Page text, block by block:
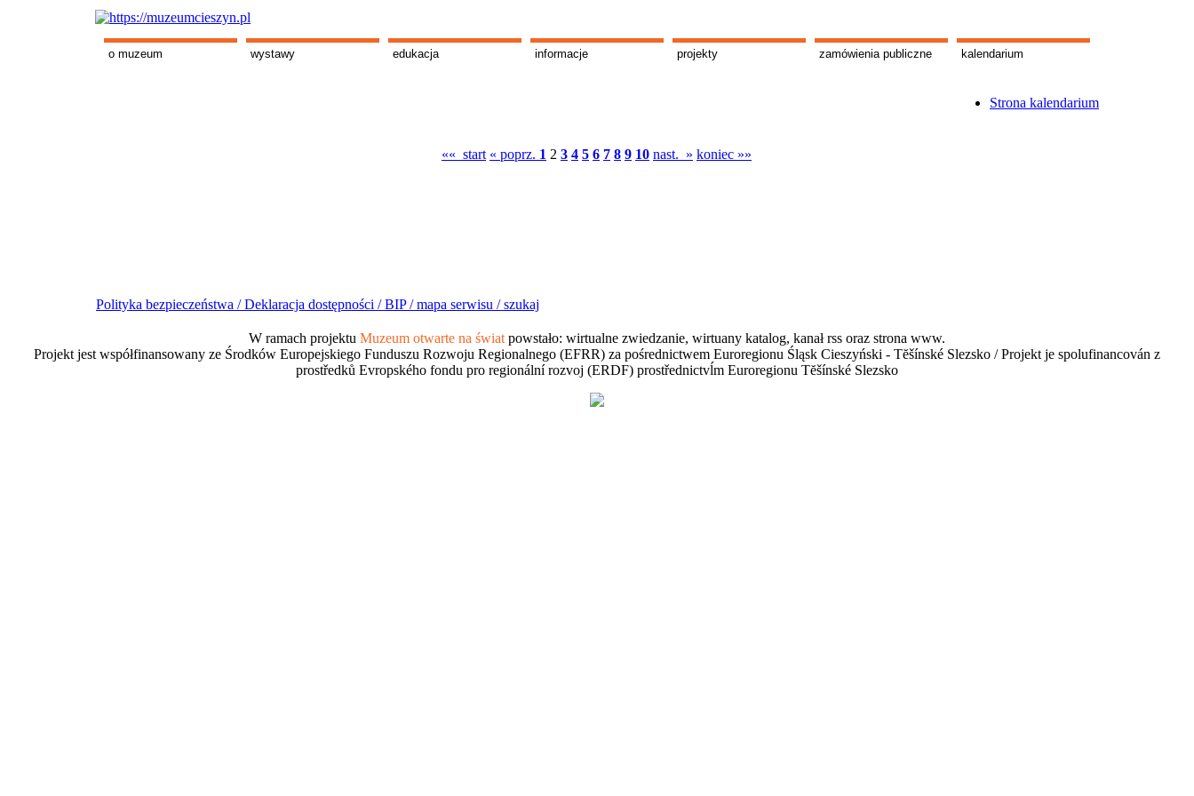
o muzeum wystawy edukacja informacje projekty zamówienia publiczne kalendarium
Strona kalendarium
«« start « poprz. 1 2 3 4 5 6 7 8 9 10 nast. » koniec »»
Polityka bezpieczeństwa /Deklaracja dostępności /BIP /mapa serwisu /szukaj
W ramach projektu Muzeum otwarte na świat powstało: wirtualne zwiedzanie, wirtuany katalog, kanał rss oraz strona www.
Projekt jest współfinansowany ze Środków Europejskiego Funduszu Rozwoju Regionalnego (EFRR) za pośrednictwem Euroregionu Śląsk Cieszyński - Tĕšínské Slezsko / Projekt je spolufinancován z
prostředků Evropského fondu pro regionální rozvoj (ERDF) prostřednictvĺm Euroregionu Tĕšínské Slezsko